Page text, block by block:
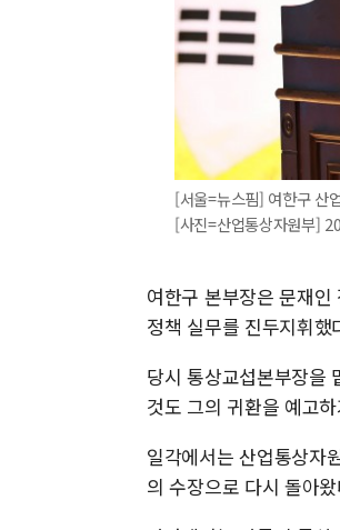
[서울=뉴스핌] 여한구 산
[사진=산업통상자원부
여한구 본부장은 문재
정책 실무를 진두지휘했
당시 통상교섭본부장을
것도 그의 귀환을 예고
일각에서는 산업통상자
의 수장으로 다시 돌아